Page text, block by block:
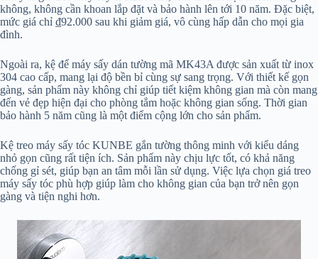
không, không cần khoan lắp đặt và bảo hành lên tới 10 năm. Đặc biệt,
mức giá chỉ ₫92.000 sau khi giảm giá, vô cùng hấp dẫn cho mọi gia
đình.
Ngoài ra, kệ để máy sấy dán tường mã MK43A được sản xuất từ inox
304 cao cấp, mang lại độ bền bỉ cùng sự sang trọng. Với thiết kế gọn
gàng, sản phẩm này không chỉ giúp tiết kiệm không gian mà còn mang
đến vẻ đẹp hiện đại cho phòng tắm hoặc không gian sống. Thời gian
bảo hành 5 năm cũng là một điểm cộng lớn cho sản phẩm.
Kệ treo máy sấy tóc KUNBE gắn tường thông minh với kiểu dáng
nhỏ gọn cũng rất tiện ích. Sản phẩm này chịu lực tốt, có khả năng
chống gỉ sét, giúp bạn an tâm mỗi lần sử dụng. Việc lựa chọn giá treo
máy sấy tóc phù hợp giúp làm cho không gian của bạn trở nên gọn
gàng và tiện nghi hơn.